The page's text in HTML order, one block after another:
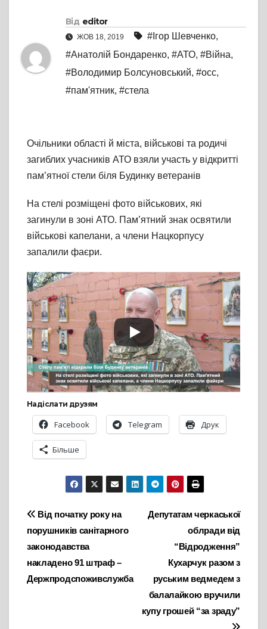
Від editor
ЖОВ 18, 2019 #Ігор Шевченко,
#Анатолій Бондаренко, #АТО, #Війна,
#Володимир Болсуновський, #осс,
#пам'ятник, #стела
Очільники області й міста, військові та родичі
загиблих учасників АТО взяли участь у відкритті
пам’ятної стели біля Будинку ветеранів
На стелі розміщені фото військових, які
загинули в зоні АТО. Пам’ятний знак освятили
військові капелани, а члени Нацкорпусу
запалили фаєри.
Надіслати друзям
Facebook Telegram Друк
Більше
Навігація
записів
Депутатам черкаської
облради від
“Відродження”
Кухарчук разом з
руським ведмедем з
балалайкою вручили
купу грошей “за зраду”
Від початку року на
порушників санітарного
законодавства
накладено 91 штраф –
Держпродспоживслужба